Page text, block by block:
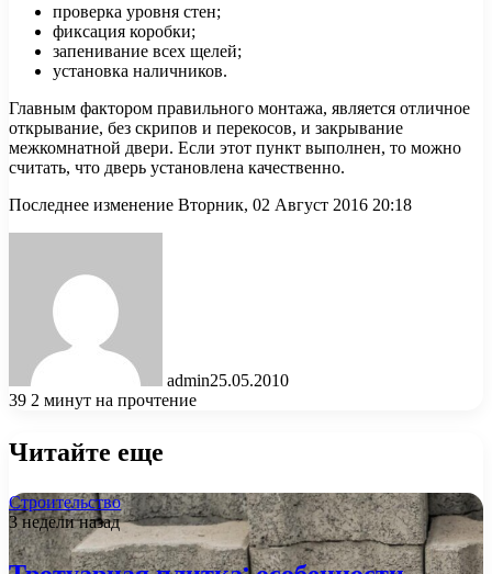
проверка уровня стен;
фиксация коробки;
запенивание всех щелей;
установка наличников.
Главным фактором правильного монтажа, является отличное
открывание, без скрипов и перекосов, и закрывание
межкомнатной двери. Если этот пункт выполнен, то можно
считать, что дверь установлена качественно.
Последнее изменение Вторник, 02 Август 2016 20:18
admin25.05.2010
39 2 минут на прочтение
Читайте еще
Строительство
3 недели назад